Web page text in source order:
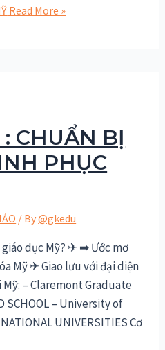
Read More »
CHUẨN BỊ
PHỤC
/ By@gkedu
dục Mỹ? ✈ ➡ Ước mơ
Mỹ ✈ Giao lưu với đại diện
– Claremont Graduate
SCHOOL – University of
UNIVERSITIES Cơ